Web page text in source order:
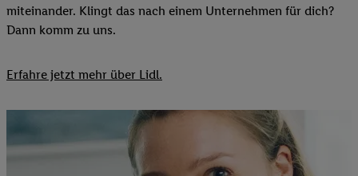
miteinander. Klingt das nach einem Unternehmen für dich?
Dann komm zu uns.​
Erfahre jetzt mehr über Lidl.